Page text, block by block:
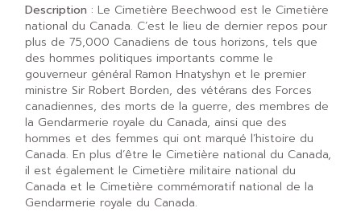
Description : Le Cimetière Beechwood est le Cimetière
national du Canada. C’est le lieu de dernier repos pour
plus de 75,000 Canadiens de tous horizons, tels que
des hommes politiques importants comme le
gouverneur général Ramon Hnatyshyn et le premier
ministre Sir Robert Borden, des vétérans des Forces
canadiennes, des morts de la guerre, des membres de
la Gendarmerie royale du Canada, ainsi que des
hommes et des femmes qui ont marqué l’histoire du
Canada. En plus d’être le Cimetière national du Canada,
il est également le Cimetière militaire national du
Canada et le Cimetière commémoratif national de la
Gendarmerie royale du Canada.